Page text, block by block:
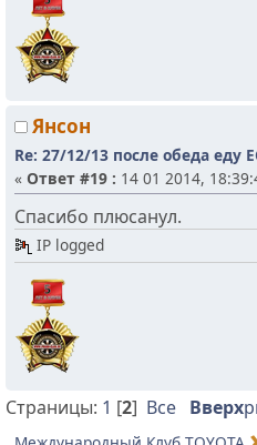
Янсон
Re: 27/12/13 после обеда еду
« Ответ #19 : 14 01 2014,
Спасибо плюсанул.
IP logged
Страницы: 1 [2] Все Вверх